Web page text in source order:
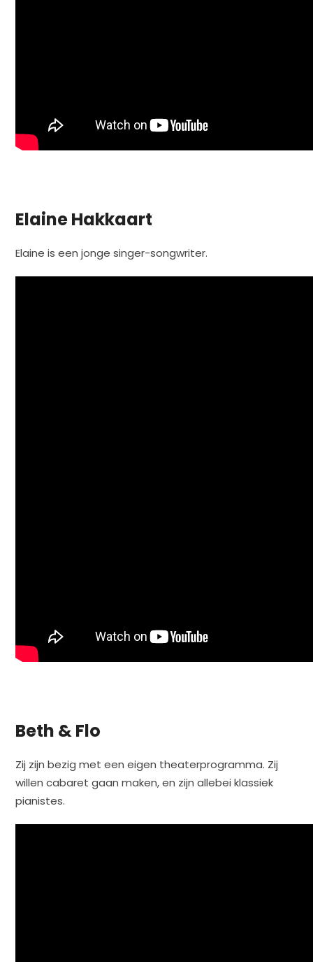
Elaine Hakkaart
Elaine is een jonge singer-songwriter.
Beth & Flo
Zij zijn bezig met een eigen theaterprogramma. Zij
willen cabaret gaan maken, en zijn allebei klassiek
pianistes.